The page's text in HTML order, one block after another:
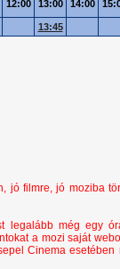
12:00 13:00 14:00
13:45
jó filmre, jó moziba
legalább még egy
a mozi saját
Cinema esetében